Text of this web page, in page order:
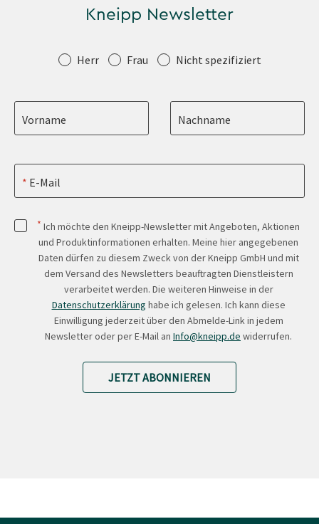
Kneipp Newsletter
Anrede Herr Frau Nicht spezifiziert
Vorname Nachname
E-Mail
* Ich möchte den Kneipp-Newsletter mit Angeboten, Aktionen
und Produktinformationen erhalten. Meine hier angegebenen
Daten dürfen zu diesem Zweck von der Kneipp GmbH und mit
dem Versand des Newsletters beauftragten Dienstleistern
verarbeitet werden. Die weiteren Hinweise in der
Datenschutzerklärung habe ich gelesen. Ich kann diese
Einwilligung jederzeit über den Abmelde-Link in jedem
Newsletter oder per E-Mail an Info@kneipp.de widerrufen.
JETZT ABONNIEREN